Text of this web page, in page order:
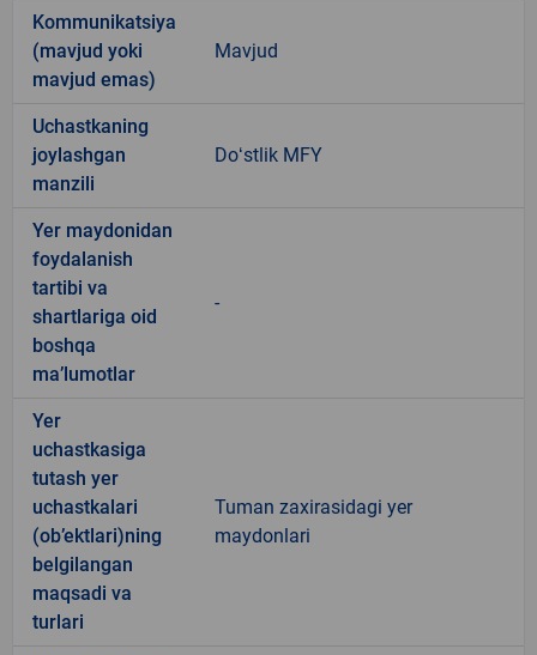
Kommunikatsiya
(mavjud yoki
mavjud emas)
Mavjud
Uchastkaning
joylashgan
manzili
Doʻstlik MFY
Yer maydonidan
foydalanish
tartibi va
shartlariga oid
boshqa
ma’lumotlar
-
Yer
uchastkasiga
tutash yer
uchastkalari
(ob’ektlari)ning
belgilangan
maqsadi va
turlari
Tuman zaxirasidagi yer
maydonlari